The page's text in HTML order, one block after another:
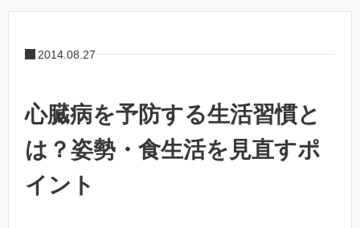
2014.08.27
心臓病を予防する生活習慣と
は？姿勢・食生活を見直すポ
イント